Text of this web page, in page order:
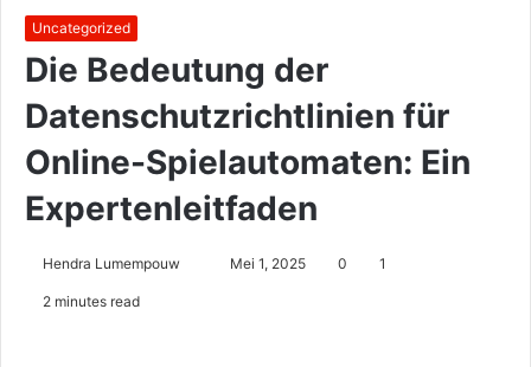
Uncategorized
Die Bedeutung der
Datenschutzrichtlinien für
Online-Spielautomaten: Ein
Expertenleitfaden
Hendra Lumempouw Mei 1, 2025 0 1
2 minutes read